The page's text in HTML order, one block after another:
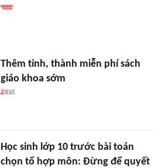
Thêm tỉnh, thành miễn phí sách
giáo khoa sớm
Học sinh lớp 10 trước bài toán
chọn tổ hợp môn: Đừng để quyết